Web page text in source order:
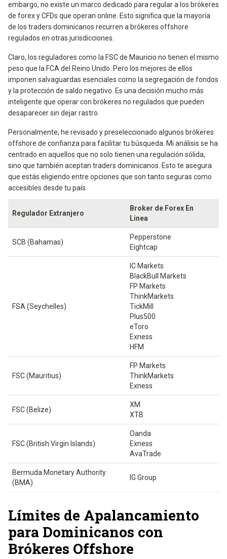
embargo, no existe un marco dedicado para regular a los brókeres
de forex y CFDs que operan online. Esto significa que la mayoría
de los traders dominicanos recurren a brókeres offshore
regulados en otras jurisdicciones.
Claro, los reguladores como la FSC de Mauricio no tienen el mismo
peso que la FCA del Reino Unido. Pero los mejores de ellos
imponen salvaguardas esenciales como la segregación de fondos
y la protección de saldo negativo. Es una decisión mucho más
inteligente que operar con brókeres no regulados que pueden
desaparecer sin dejar rastro.
Personalmente, he revisado y preseleccionado algunos brókeres
offshore de confianza para facilitar tu búsqueda. Mi análisis se ha
centrado en aquellos que no solo tienen una regulación sólida,
sino que también aceptan traders dominicanos. Esto te asegura
que estás eligiendo entre opciones que son tanto seguras como
accesibles desde tu país.
Regulador Extranjero
Broker de Forex En
Linea
SCB (Bahamas)
Pepperstone
Eightcap
FSA (Seychelles)
IC Markets
BlackBull Markets
FP Markets
ThinkMarkets
TickMill
Plus500
eToro
Exness
HFM
FSC (Mauritius)
FP Markets
ThinkMarkets
Exness
FSC (Belize)
XM
XTB
FSC (British Virgin Islands)
Oanda
Exness
AvaTrade
Bermuda Monetary Authority
(BMA)
IG Group
Límites de Apalancamiento
para Dominicanos con
Brókeres Offshore